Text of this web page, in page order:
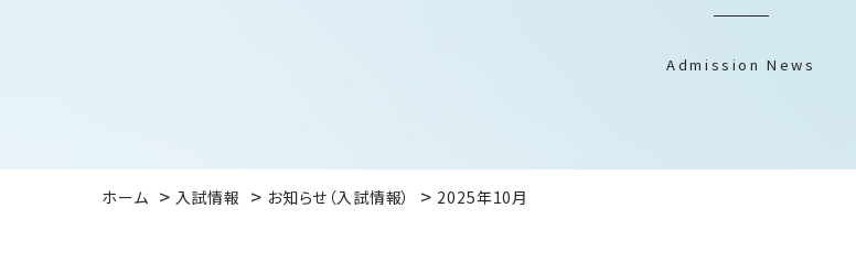
Admission News
ホーム 入試情報 お知らせ（入試情報） 2025年10月